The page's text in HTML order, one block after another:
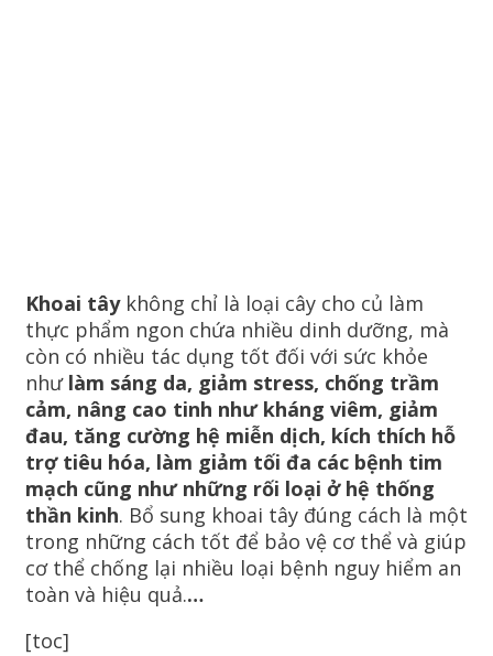
Khoai tây không chỉ là loại cây cho củ làm
thực phẩm ngon chứa nhiều dinh dưỡng, mà
còn có nhiều tác dụng tốt đối với sức khỏe
nhưlàm sáng da, giảm stress, chống trầm
cảm, nâng cao tinh như kháng viêm, giảm
đau, tăng cường hệ miễn dịch, kích thích hỗ
trợ tiêu hóa, làm giảm tối đa các bệnh tim
mạch cũng như những rối loại ở hệ thống
thần kinh. Bổ sung khoai tây đúng cách là một
trong những cách tốt để bảo vệ cơ thể và giúp
cơ thể chống lại nhiều loại bệnh nguy hiểm an
toàn và hiệu quả.…
[toc]